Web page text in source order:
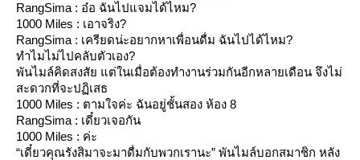
RangSima : อ๋อ ฉันไปแจมได้ไหม?
1000 Miles : เอาจริง?
RangSima : เครียดน่ะอยากหาเพื่อนดื่ม ฉันไปได้ไหม?
ทำไมไม่ไปคลับตัวเอง?
พันไมล์คิดสงสัย แต่ในเมื่อต้องทำงานร่วมกันอีกหลายเดือน จึงไม่
สะดวกที่จะปฏิเสธ
1000 Miles : ตามใจค่ะ ฉันอยู่ชั้นสอง ห้อง 8
RangSima : เดี๋ยวเจอกัน
1000 Miles : ค่ะ
“เดี๋ยวคุณรังสิมาจะมาดื่มกับพวกเรานะ” พันไมล์บอกสมาชิก หลัง